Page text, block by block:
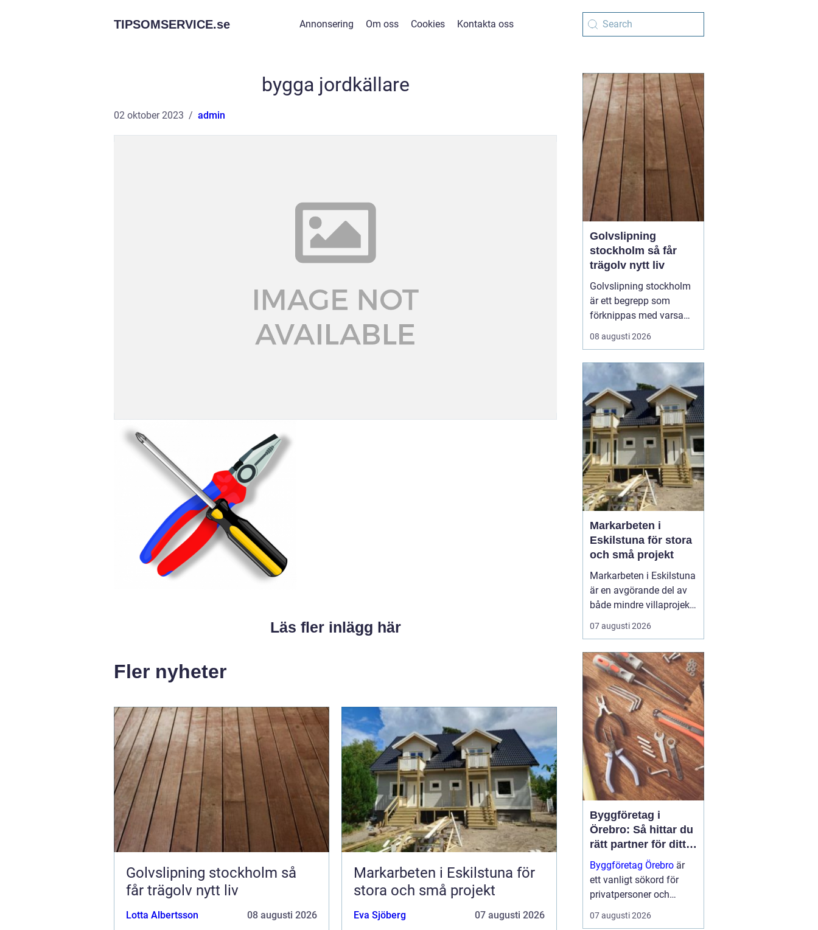
TIPSOMSERVICE.se Annonsering Om oss Cookies Kontakta oss
bygga jordkällare
02 oktober 2023 admin
Läs fler inlägg här
Fler nyheter
Golvslipning stockholm så
får trägolv nytt liv
Lotta Albertsson 08 augusti 2026
Markarbeten i Eskilstuna för
stora och små projekt
Eva Sjöberg 07 augusti 2026
Golvslipning
stockholm så får
trägolv nytt liv
Golvslipning stockholm
är ett begrepp som
förknippas med varsamt
hantverk, hållbara
lösningar och en stark
Många lägenheter och
hus i huvudstaden har
gamla trägolv som döljer
en potential under repor,
missfärgningar och
gamla ...
08 augusti 2026
Markarbeten i
Eskilstuna för stora
och små projekt
Markarbeten i Eskilstuna
är en avgörande del av
både mindre villaprojekt
och större
byggsatsningar, och rätt
en stabil grund för allt
som ska byggas
ovanpå. När marken
förbere...
07 augusti 2026
Byggföretag i
Örebro: Så hittar du
rätt partner för ditt
projekt
Byggföretag Örebro är
ett vanligt sökord för
privatpersoner och
företag som planerar att
bygga nytt, renovera eller
07 augusti 2026